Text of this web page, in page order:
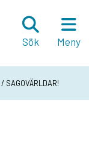
Sök
Meny
/ SAGOVÄRLDAR!